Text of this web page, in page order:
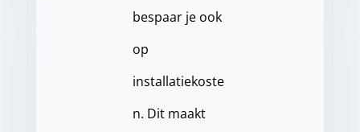
bespaar je ook
op
installatiekoste
n. Dit maakt